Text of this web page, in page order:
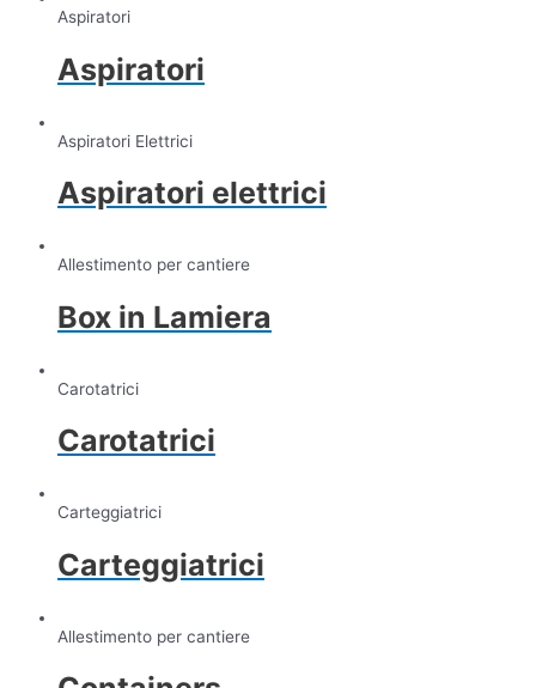
Aspiratori
Aspiratori
Aspiratori Elettrici
Aspiratori elettrici
Allestimento per cantiere
Box in Lamiera
Carotatrici
Carotatrici
Carteggiatrici
Carteggiatrici
Allestimento per cantiere